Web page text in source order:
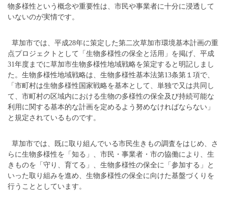
物多様性という概念や重要性は、市民や事業者に十分に浸透して
いないのが実情です。
草加市では、平成28年に策定した第二次草加市環境基本計画の重
点プロジェクトとして「生物多様性の保全と活用」を掲げ、平成
31年度までに草加市生物多様性地域戦略を策定すると明記しまし
た。生物多様性地域戦略は、生物多様性基本法第13条第１項で、
「市町村は生物多様性国家戦略を基本として、単独で又は共同し
て、市町村の区域内における生物の多様性の保全及び持続可能な
利用に関する基本的な計画を定めるよう努めなければならない」
と規定されているものです。
草加市では、既に取り組んでいる市民生きもの調査をはじめ、さ
らに生物多様性を「知る」、市民・事業者・市の協働により、生
きものを「守り、育てる」、生物多様性の保全に「参加する」と
いった取り組みを進め、生物多様性の保全に向けた基盤づくりを
行うこととしています。